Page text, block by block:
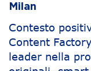
Milan
Contesto
Content
leader nella